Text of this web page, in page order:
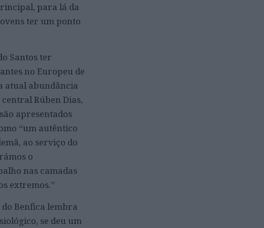
para lá da
ter um ponto
Santos ter
no Europeu de
atual abundância
central Rúben Dias,
apresentados
“um autêntico
ao serviço do
o
nas camadas
extremos.”
Benfica lembra
se deu um